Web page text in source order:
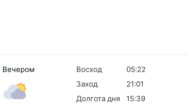
Вечером Восход
05:22
Заход
21:01
Долгота дня
15:39